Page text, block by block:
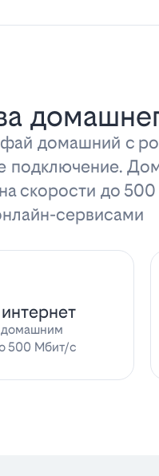
домашний с
подключение.
скорости до
сервисами
домашним
500 Мбит/с